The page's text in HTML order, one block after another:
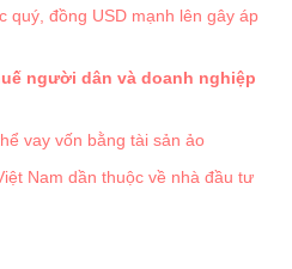
quý, đồng USD mạnh lên gây áp
người dân và doanh nghiệp
vay vốn bằng tài sản ảo
Nam dần thuộc về nhà đầu tư